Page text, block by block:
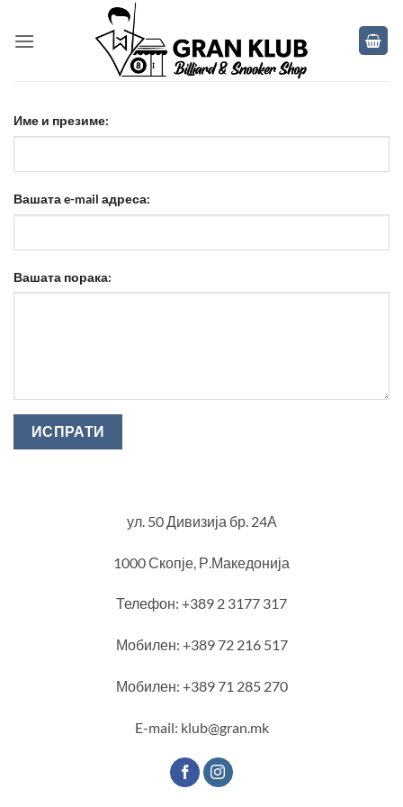
Име и презиме:
Вашата e-mail адреса:
Вашата порака:
ул. 50 Дивизија бр. 24А
1000 Скопје, Р.Македонија
Телефон: +389 2 3177 317
Мобилен: +389 72 216 517
Мобилен: +389 71 285 270
E-mail: klub@gran.mk